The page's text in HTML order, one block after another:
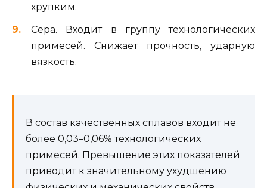
хрупким.
Сера. Входит в группу технологических
примесей. Снижает прочность, ударную
вязкость.
В состав качественных сплавов входит не
более 0,03–0,06% технологических
примесей. Превышение этих показателей
приводит к значительному ухудшению